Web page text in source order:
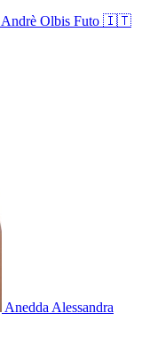
Andrè Olbis Futo 🇮🇹
AneddaAlessandra